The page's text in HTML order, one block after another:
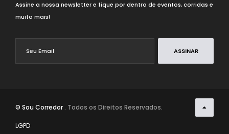
Assine a nossa newsletter e fique por dentro de eventos, corridas e
muito mais!
ASSINAR
© Sou Corredor. Todos os Direitos Reservados.
LGPD